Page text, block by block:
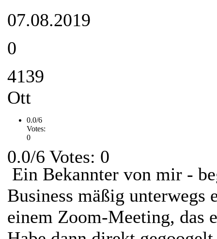
07.08.2019
0
4139
Ott
0.0/6
Votes:
0
0.0/6 Votes: 0
Ein Bekannter von mir -
Business mäßig
einem Zoom-Meeting, das